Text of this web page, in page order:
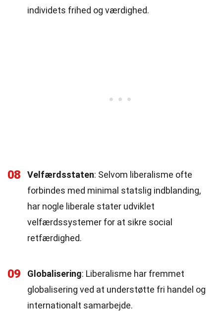
individets frihed og værdighed.
08 Velfærdsstaten: Selvom liberalisme ofte
forbindes med minimal statslig indblanding,
har nogle liberale stater udviklet
velfærdssystemer for at sikre social
retfærdighed.
09 Globalisering: Liberalisme har fremmet
globalisering ved at understøtte fri handel og
internationalt samarbejde.